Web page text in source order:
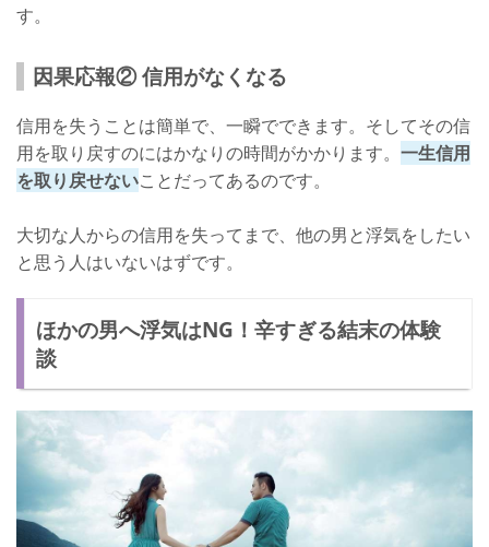
す。
因果応報② 信用がなくなる
信用を失うことは簡単で、一瞬でできます。そしてその信
用を取り戻すのにはかなりの時間がかかります。 一生信用
を取り戻せないことだってあるのです。
大切な人からの信用を失ってまで、他の男と浮気をしたい
と思う人はいないはずです。
ほかの男へ浮気はNG！辛すぎる結末の体験
談